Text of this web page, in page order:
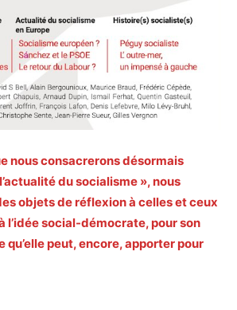
nous consacrerons désormais
du socialisme », nous
objets de réflexion à celles et ceux
l’idée social-démocrate, pour son
qu’elle peut, encore, apporter pour